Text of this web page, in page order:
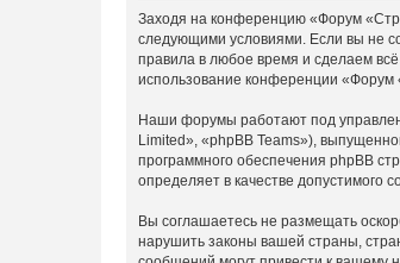
Заходя на конференцию «Форум
следующими условиями. Если вы не
правила в любое время и сделаем
использование конференции «Форум
Наши форумы работают под
Limited», «phpBB Teams»),
программного обеспечения phpBB
определяет в качестве
Вы соглашаетесь не размещать
нарушить законы вашей страны,